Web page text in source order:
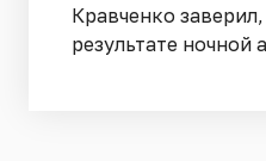
Кравченко
результате ночной